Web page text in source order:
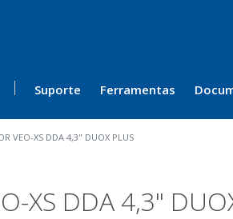
Suporte Ferramentas
VEO-XS DDA 4,3" DUOX PLUS
XS DDA 4,3"